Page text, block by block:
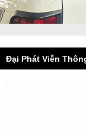
Đại Phát Viễn